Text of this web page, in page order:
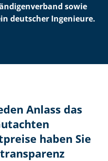
sowie
deutscher Ingenieure.
Anlass das
haben Sie